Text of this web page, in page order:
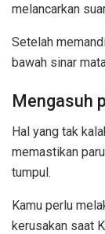
melancarkan
Setelah
bawah sinar
Mengasuh
Hal yang tak
memastikan
tumpul.
Kamu perlu
kerusakan saat